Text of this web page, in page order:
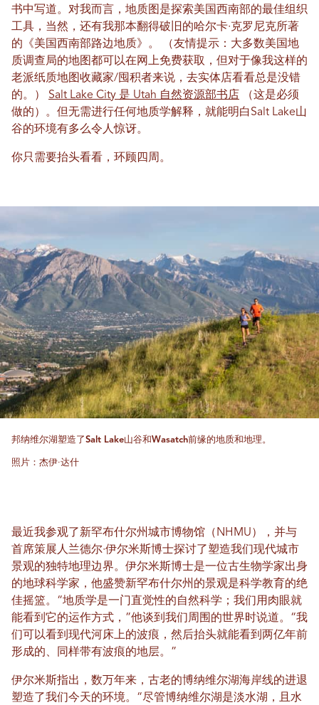
书中写道。对我而言，地质图是探索美国西南部的最佳组织
工具，当然，还有我那本翻得破旧的哈尔卡·克罗尼克所著
的《美国西南部路边地质》。 （友情提示：大多数美国地
质调查局的地图都可以在网上免费获取，但对于像我这样的
老派纸质地图收藏家/囤积者来说，去实体店看看总是没错
的。） Salt Lake City 是 Utah 自然资源部书店 （这是必须
做的）。但无需进行任何地质学解释，就能明白Salt Lake山
谷的环境有多么令人惊讶。
你只需要抬头看看，环顾四周。
邦纳维尔湖塑造了Salt Lake山谷和Wasatch前缘的地质和地理。
照片：杰伊·达什
最近我参观了新罕布什尔州城市博物馆（NHMU），并与
首席策展人兰德尔·伊尔米斯博士探讨了塑造我们现代城市
景观的独特地理边界。伊尔米斯博士是一位古生物学家出身
的地球科学家，他盛赞新罕布什尔州的景观是科学教育的绝
佳摇篮。“地质学是一门直觉性的自然科学；我们用肉眼就
能看到它的运作方式，”他谈到我们周围的世界时说道。“我
们可以看到现代河床上的波痕，然后抬头就能看到两亿年前
形成的、同样带有波痕的地层。”
伊尔米斯指出，数万年来，古老的博纳维尔湖海岸线的进退
塑造了我们今天的环境。“尽管博纳维尔湖是淡水湖，且水